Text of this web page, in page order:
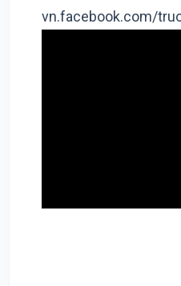
vn.facebook.com/